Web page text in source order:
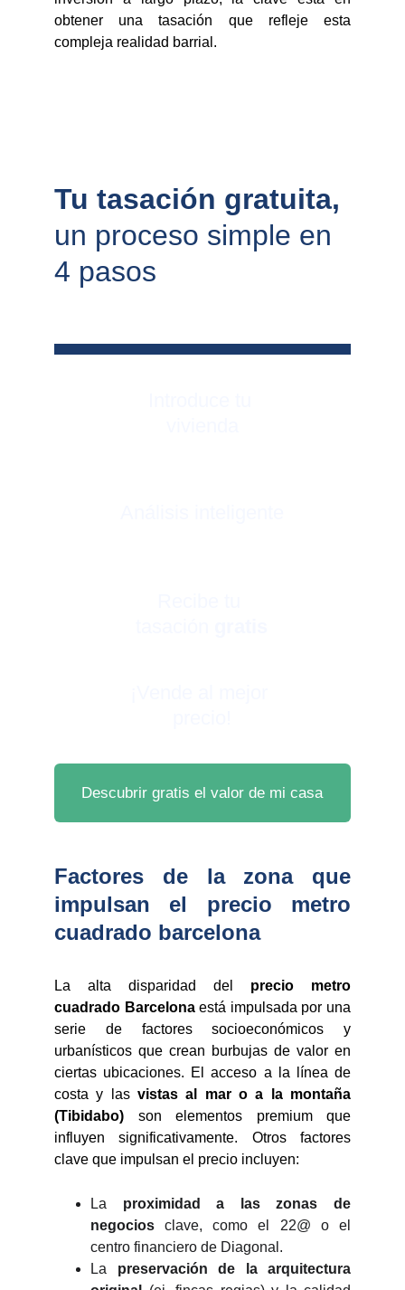
obtener una tasación que refleje esta
compleja realidad barrial.
Descubrir gratis el valor de mi casa
Tu tasación gratuita,
un proceso simple en
4 pasos
Factores de la zona que
impulsan el precio metro
cuadrado barcelona
La alta disparidad del precio metro
cuadrado Barcelonaestá impulsada por una
serie de factores socioeconómicos y
urbanísticos que crean burbujas de valor en
ciertas ubicaciones. El acceso a la línea de
costa y las vistas al mar o a la montaña
(Tibidabo) son elementos premium que
influyen significativamente. Otros factores
clave que impulsan el precio incluyen:
La proximidad a las zonas de
negocios clave, como el 22@ o el
centro financiero de Diagonal.
La preservación de la arquitectura